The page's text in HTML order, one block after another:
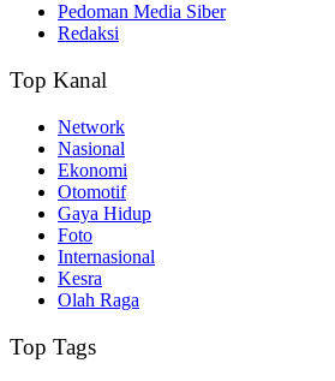
Pedoman Media Siber
Redaksi
Top Kanal
Network
Nasional
Ekonomi
Otomotif
Gaya Hidup
Foto
Internasional
Kesra
Olah Raga
Top Tags